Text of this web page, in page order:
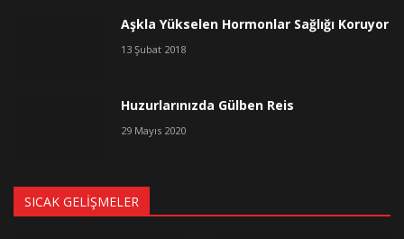
Aşkla Yükselen Hormonlar Sağlığı Koruyor
13 Şubat 2018
Huzurlarınızda Gülben Reis
29 Mayıs 2020
SICAK GELIŞMELER